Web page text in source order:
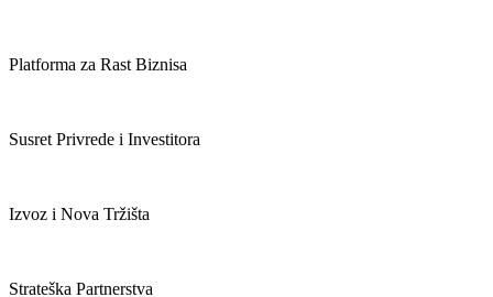
Platforma za Rast Biznisa
Susret Privrede i Investitora
Izvoz i Nova Tržišta
Strateška Partnerstva